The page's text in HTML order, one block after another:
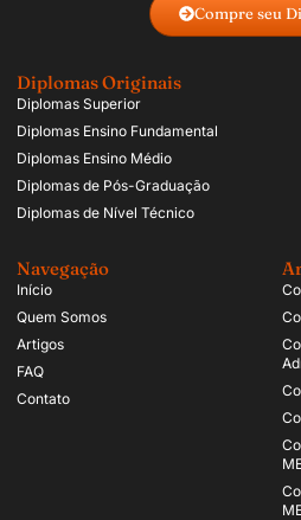
Compre seu
Diplomas Originais
Diplomas Superior
Diplomas Ensino Fundamental
Diplomas Ensino Médio
Diplomas de Pós-Graduação
Diplomas de Nível Técnico
Navegação
Início
Quem Somos
Artigos
FAQ
Contato